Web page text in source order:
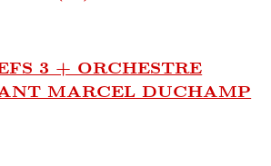
3 + ORCHESTRE
MARCEL DUCHAMP